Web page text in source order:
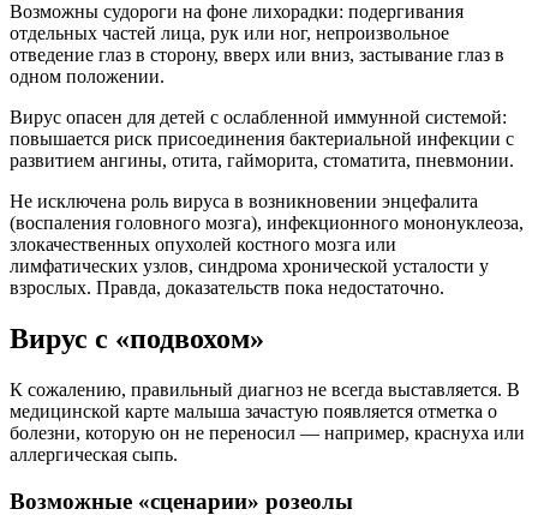
Возможны судороги на фоне лихорадки: подергивания
отдельных частей лица, рук или ног, непроизвольное
отведение глаз в сторону, вверх или вниз, застывание глаз в
одном положении.
Вирус опасен для детей с ослабленной иммунной системой:
повышается риск присоединения бактериальной инфекции с
развитием ангины, отита, гайморита, стоматита, пневмонии.
Не исключена роль вируса в возникновении энцефалита
(воспаления головного мозга), инфекционного мононуклеоза,
злокачественных опухолей костного мозга или
лимфатических узлов, синдрома хронической усталости у
взрослых. Правда, доказательств пока недостаточно.
Вирус с «подвохом»
К сожалению, правильный диагноз не всегда выставляется. В
медицинской карте малыша зачастую появляется отметка о
болезни, которую он не переносил — например, краснуха или
аллергическая сыпь.
Возможные «сценарии» розеолы